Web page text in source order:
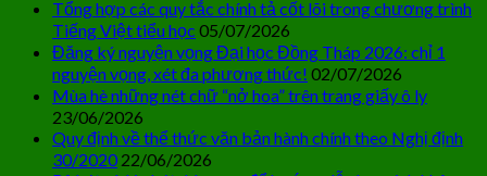
Tổng hợp các quy tắc chính tả cốt lõi trong chương trình
Tiếng Việt tiểu học 05/07/2026
Đăng ký nguyện vọng Đại học Đồng Tháp 2026: chỉ 1
nguyện vọng, xét đa phương thức! 02/07/2026
Mùa hè những nét chữ “nở hoa” trên trang giấy ô ly
23/06/2026
Quy định về thể thức văn bản hành chính theo Nghị định
30/2020 22/06/2026